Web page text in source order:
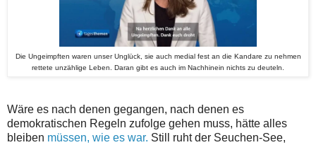
Die Ungeimpften waren unser Unglück, sie auch medial fest an die Kandare zu nehmen
rettete unzählige Leben. Daran gibt es auch im Nachhinein nichts zu deuteln.
Wäre es nach denen gegangen, nach denen es
demokratischen Regeln zufolge gehen muss, hätte alles
bleiben müssen, wie es war. Still ruht der Seuchen-See,